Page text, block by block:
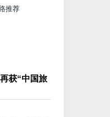
推荐
获“中国旅